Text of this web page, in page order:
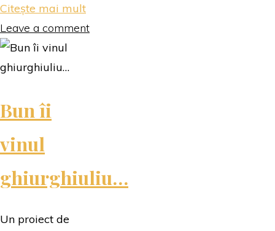
Citește mai mult"E-
Sarbatoare,
Leave a comment
Bun îi
vinul
ghiurghiuliu…
Un proiect de